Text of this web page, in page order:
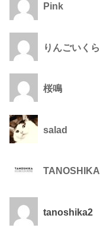
Pink
りんごいくら
桜鳴
salad
TANOSHIKA
tanoshika2